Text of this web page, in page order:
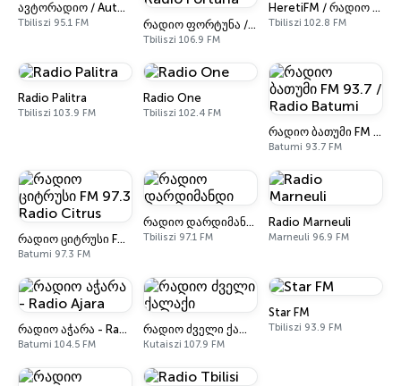
ავტორადიო / Autoradio
Tbiliszi 95.1 FM რადიო ფორტუნა / Radio Fortuna
Tbiliszi 106.9 FM
HeretiFM / რადიო ჰერეთი
Tbiliszi 102.8 FM
Radio Palitra
Tbiliszi 103.9 FM
Radio One
Tbiliszi 102.4 FM
რადიო ბათუმი FM 93.7 / Radio Batumi
Batumi 93.7 FM
რადიო ციტრუსი FM 97.3 Radio Citrus
Batumi 97.3 FM
რადიო დარდიმანდი
Tbiliszi 97.1 FM
Radio Marneuli
Marneuli 96.9 FM
რადიო აჭარა - Radio Ajara
Batumi 104.5 FM
რადიო ძველი ქალაქი
Kutaiszi 107.9 FM
Star FM
Tbiliszi 93.9 FM